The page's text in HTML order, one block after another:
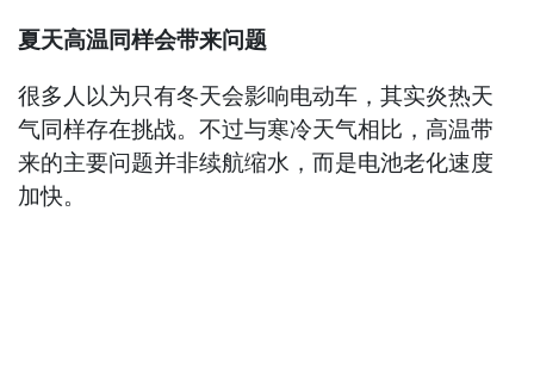
夏天高温同样会带来问题
很多人以为只有冬天会影响电动车，其实炎热天
气同样存在挑战。不过与寒冷天气相比，高温带
来的主要问题并非续航缩水，而是电池老化速度
加快。